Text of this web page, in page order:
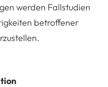
werden Fallstudien
betroffener